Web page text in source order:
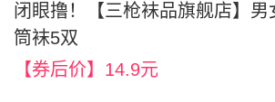
闭眼撸！【三枪袜品旗舰店】男
筒袜5双
【券后价】14.9元